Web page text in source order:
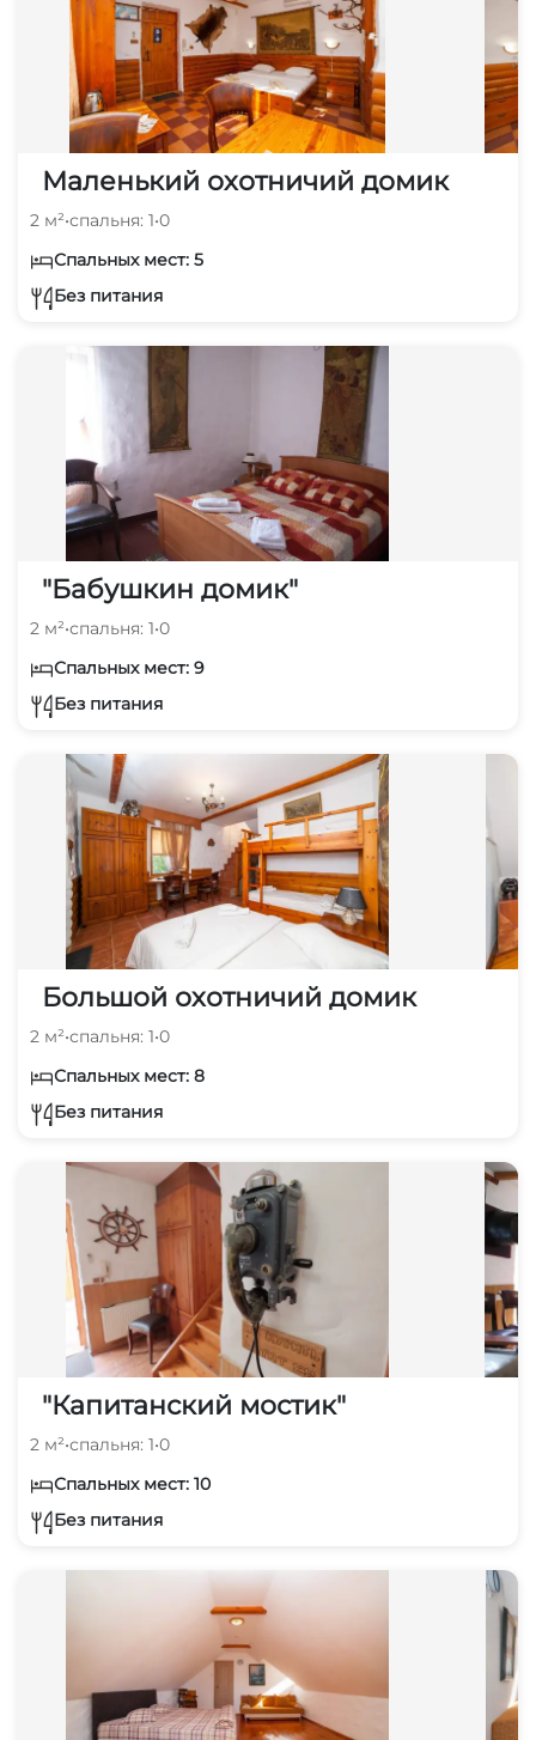
Маленький охотничий домик
2 м²•спальня: 1•0
Спальных мест: 5
Без питания
"Бабушкин домик"
2 м²•спальня: 1•0
Спальных мест: 9
Без питания
Большой охотничий домик
2 м²•спальня: 1•0
Спальных мест: 8
Без питания
"Капитанский мостик"
2 м²•спальня: 1•0
Спальных мест: 10
Без питания